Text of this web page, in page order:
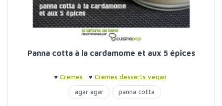
Panna cotta à la cardamome et aux 5 épices
♥ Crèmes ♥ Crèmes desserts vegan
agar agar
panna cotta